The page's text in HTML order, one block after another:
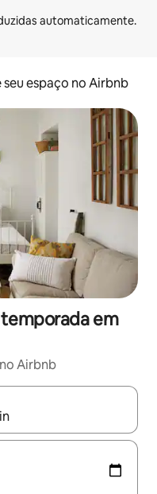
seu espaço no Airbnb
em
Airbnb
explore-os